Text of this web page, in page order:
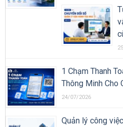
1 Chạm Thanh
Thông Minh Cho
24/07/2026
Quản lý công